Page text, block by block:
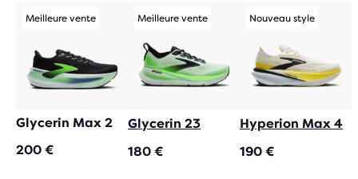
Meilleure vente
Glycerin Max 2
200 €
Meilleure vente
Glycerin 23
180 €
Nouveau style
Hyperion Max 4
190 €